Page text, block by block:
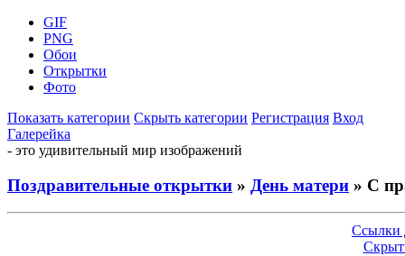
GIF
PNG
Обои
Открытки
Фото
Показать категории Скрыть категории Регистрация Вход
Галерейка
- это удивительный мир изображений
Поздравительные открытки » День матери » С
Ссылки